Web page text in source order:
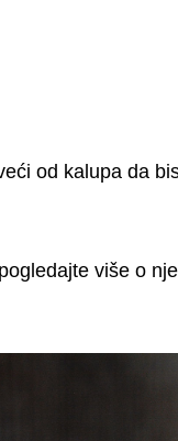
od kalupa da
pogledajte više o